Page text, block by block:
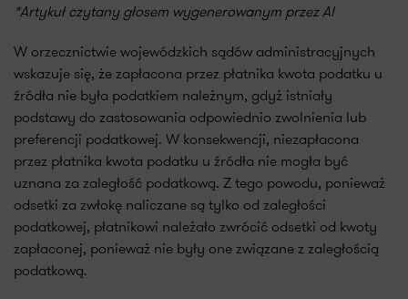
*Artykuł czytany głosem wygenerowanym przez AI
W orzecznictwie wojewódzkich sądów administracyjnych
wskazuje się, że zapłacona przez płatnika kwota podatku u
źródła nie była podatkiem należnym, gdyż istniały
podstawy do zastosowania odpowiednio zwolnienia lub
preferencji podatkowej. W konsekwencji, niezapłacona
przez płatnika kwota podatku u źródła nie mogła być
uznana za zaległość podatkową. Z tego powodu, ponieważ
odsetki za zwłokę naliczane są tylko od zaległości
podatkowej, płatnikowi należało zwrócić odsetki od kwoty
zapłaconej, ponieważ nie były one związane z zaległością
podatkową.